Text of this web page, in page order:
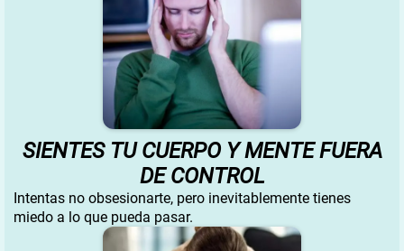
SIENTES TU CUERPO Y MENTE FUERA
DE CONTROL
Intentas no obsesionarte, pero inevitablemente tienes
miedo a lo que pueda pasar.